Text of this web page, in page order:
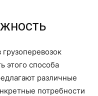
этого способа
различные
потребности